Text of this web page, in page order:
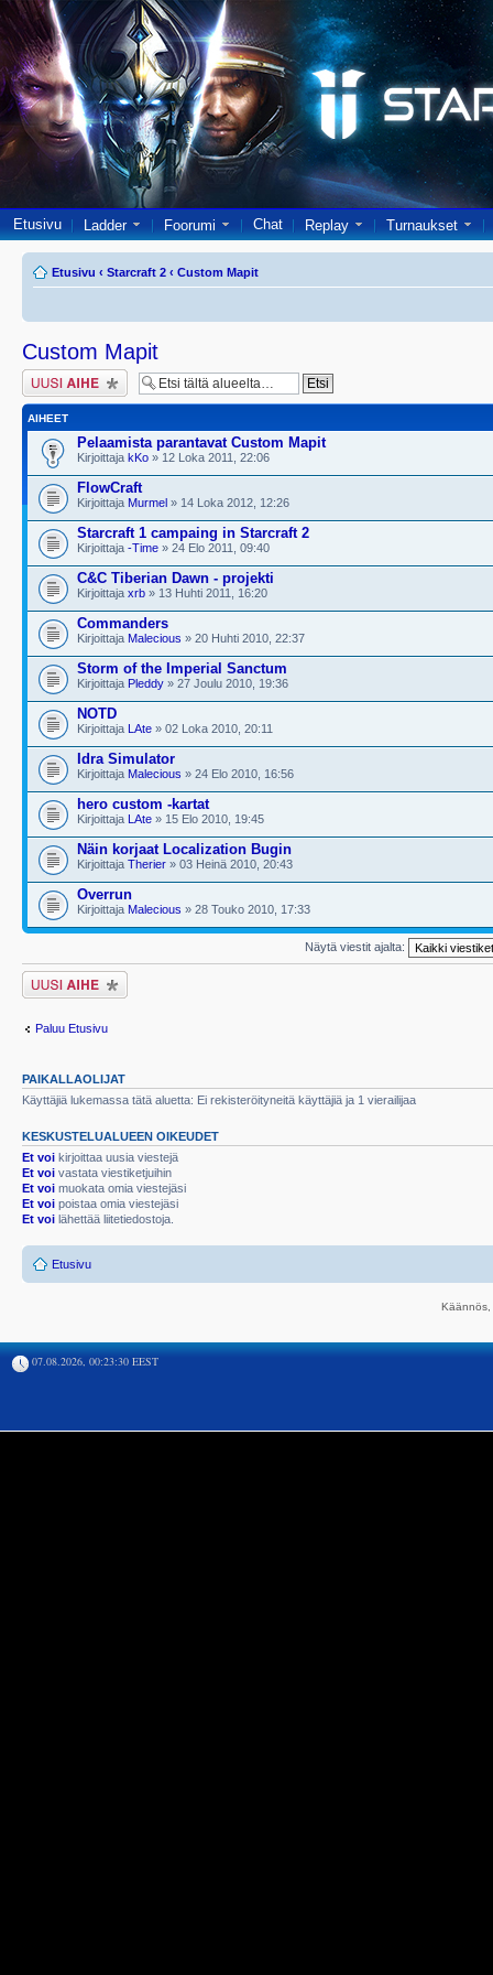
Etusivu Ladder Foorumi Chat Replay Turnaukset
Etusivu ‹ Starcraft 2 ‹ Custom Mapit
Custom Mapit
Lähetä uusi viesti
AIHEET
Pelaamista parantavat Custom Mapit
Kirjoittaja kKo » 12 Loka 2011, 22:06
FlowCraft
Kirjoittaja Murmel » 14 Loka 2012, 12:26
Starcraft 1 campaing in Starcraft 2
Kirjoittaja -Time » 24 Elo 2011, 09:40
C&C Tiberian Dawn - projekti
Kirjoittaja xrb » 13 Huhti 2011, 16:20
Commanders
Kirjoittaja Malecious » 20 Huhti 2010, 22:37
Storm of the Imperial Sanctum
Kirjoittaja Pleddy » 27 Joulu 2010, 19:36
NOTD
Kirjoittaja LAte » 02 Loka 2010, 20:11
Idra Simulator
Kirjoittaja Malecious » 24 Elo 2010, 16:56
hero custom -kartat
Kirjoittaja LAte » 15 Elo 2010, 19:45
Näin korjaat Localization Bugin
Kirjoittaja Therier » 03 Heinä 2010, 20:43
Overrun
Kirjoittaja Malecious » 28 Touko 2010, 17:33
Näytä viestit ajalta:
Lähetä uusi viesti
Paluu Etusivu
PAIKALLAOLIJAT
Käyttäjiä lukemassa tätä aluetta: Ei rekisteröityneitä käyttäjiä ja 1 vierailijaa
KESKUSTELUALUEEN OIKEUDET
Et voi kirjoittaa uusia viestejä
Et voi vastata viestiketjuihin
Et voi muokata omia viestejäsi
Et voi poistaa omia viestejäsi
Et voi lähettää liitetiedostoja.
Etusivu
07.08.2026, 00:23:30 EEST